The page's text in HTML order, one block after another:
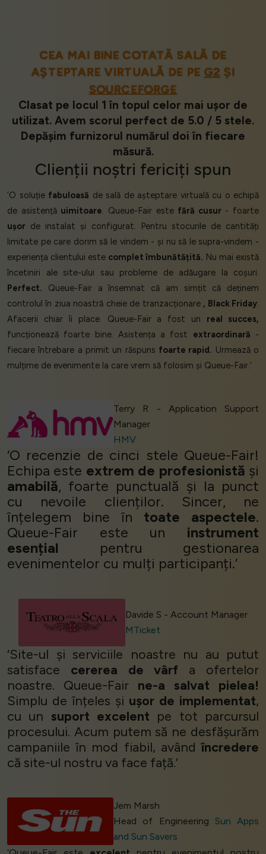
CEA MAI BINE COTATĂ SALĂ DE
AȘTEPTARE VIRTUALĂ DE PE G2ȘI
SOURCEFORGE
Clasat pe locul 1 în topul celor mai ușor de
utilizat. Avem scorul perfect de 5.0 / 5 stele.
Depășim furnizorul numărul doi în fiecare
măsură.
Clienții noștri fericiți spun
‘O soluție fabuloasă de sală de așteptare virtuală cu o echipă
de asistență uimitoare. Queue-Fair este fără cusur- foarte
ușor de instalat și configurat. Pentru stocurile de cantități
limitate pe care dorim să le vindem - și nu să le supra-vindem -
experiența clientului este complet îmbunătățită. Nu mai există
încetiniri ale site-ului sau probleme de adăugare la coșuri.
Perfect. Queue-Fair a însemnat că am simțit că deținem
controlul în ziua noastră cheie de tranzacționare , Black Friday.
Afacerii chiar îi place. Queue-Fair a fost un real succes,
funcționează foarte bine. Asistența a fost extraordinară -
fiecare întrebare a primit un răspuns foarte rapid. Urmează o
mulțime de evenimente la care vrem să folosim și Queue-Fair.’
Terry R - Application Support
Manager
HMV
‘O recenzie de cinci stele Queue-Fair!
Echipa este extrem de profesionistă și
amabilă, foarte punctuală și la punct
cu nevoile clienților. Sincer, ne
înțelegem bine în toate aspectele.
Queue-Fair este un instrument
esențial pentru gestionarea
evenimentelor cu mulți participanți.’
Davide S - Account Manager
MTicket
‘Site-ul și serviciile noastre nu au putut
satisface cererea de vârf a ofertelor
noastre. Queue-Fair ne-a salvat pielea!
Simplu de înțeles și ușor de implementat,
cu un suport excelent pe tot parcursul
procesului. Acum putem să ne desfășurăm
campaniile în mod fiabil, avândîncredere
că site-ul nostru va face față.’
Jem Marsh
Head of Engineering Sun Apps
and Sun Savers